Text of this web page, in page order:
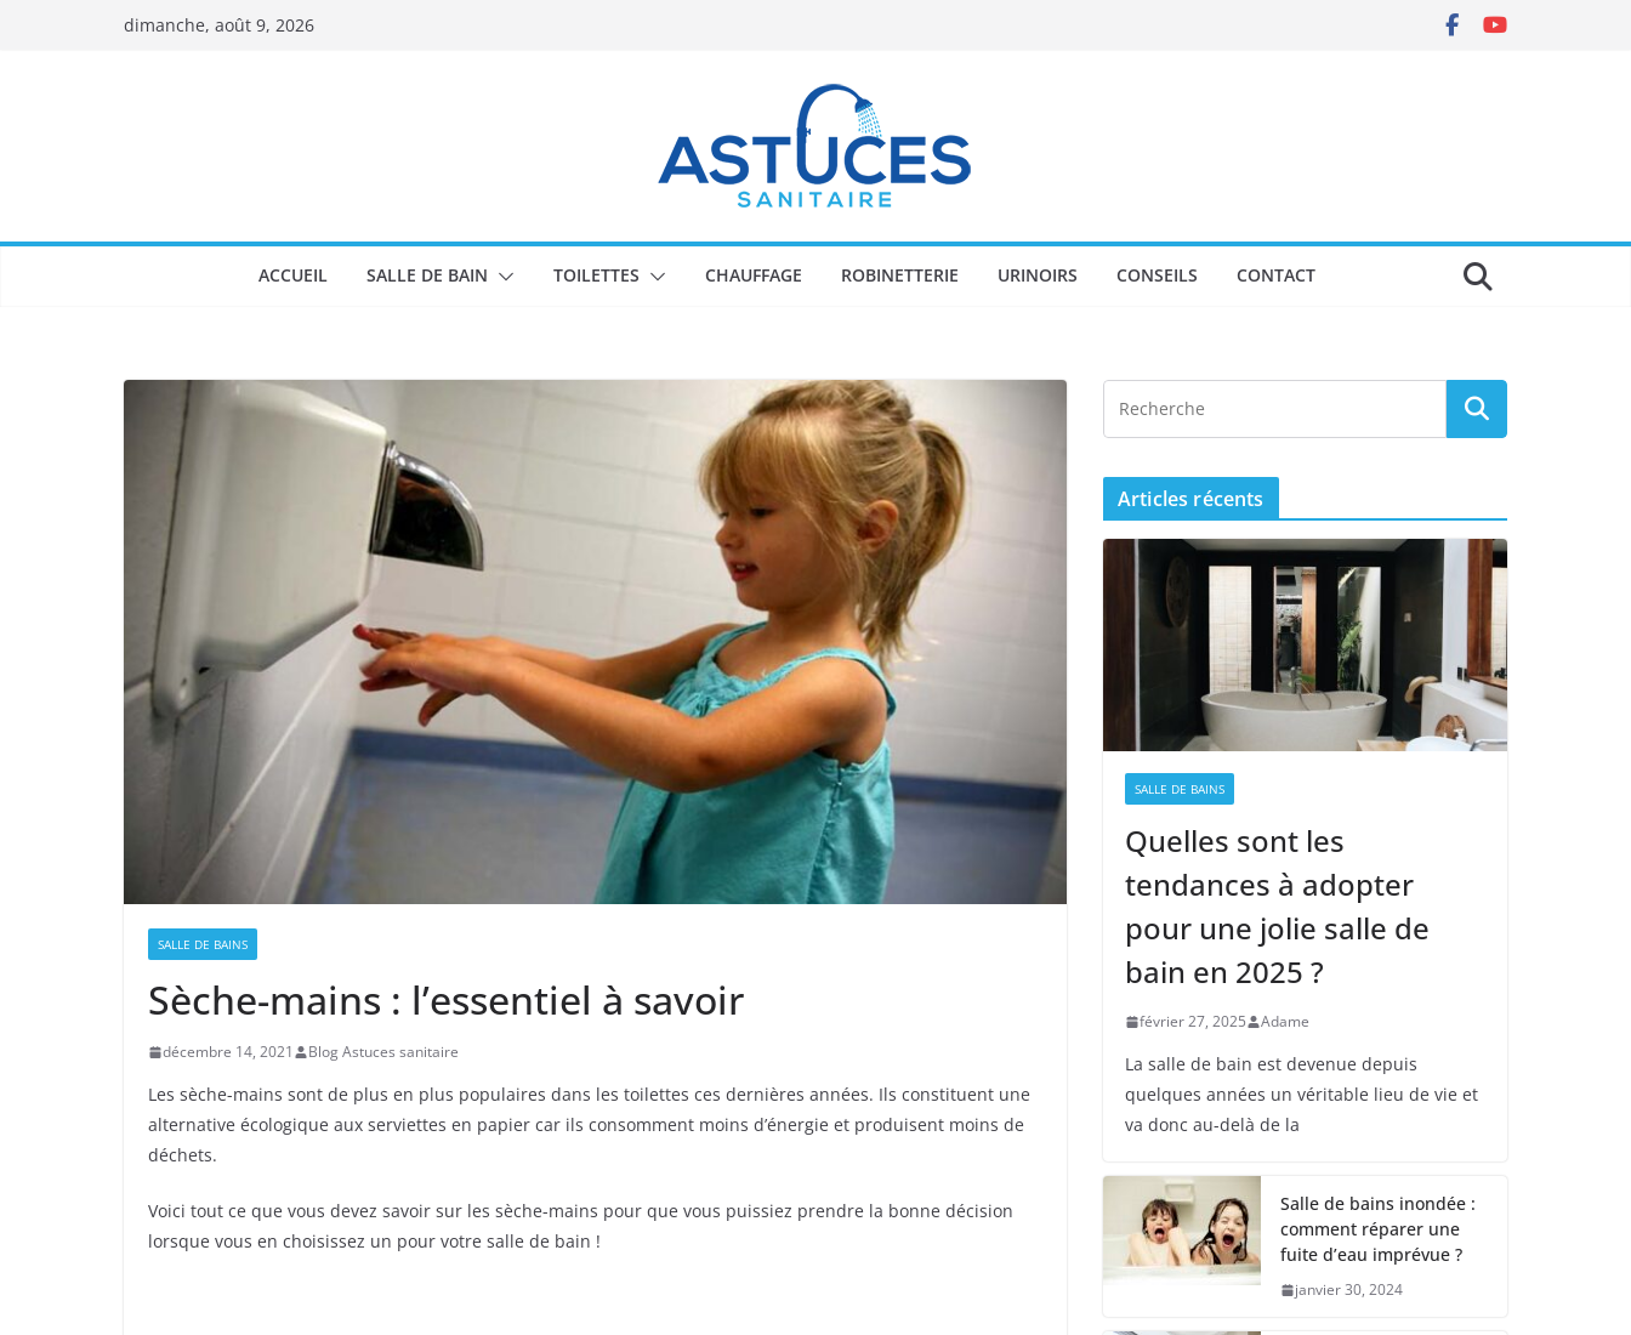
dimanche, août 9, 2026
ACCUEIL SALLE DE BAIN TOILETTES CHAUFFAGE ROBINETTERIE URINOIRS CONSEILS CONTACT
SALLE DE BAINS
Sèche-mains : l’essentiel à savoir
décembre 14, 2021 Blog Astuces sanitaire
Les sèche-mains sont de plus en plus populaires dans les toilettes ces dernières années. Ils constituent une
alternative écologique aux serviettes en papier car ils consomment moins d’énergie et produisent moins de
déchets.
Voici tout ce que vous devez savoir sur les sèche-mains pour que vous puissiez prendre la bonne décision
lorsque vous en choisissez un pour votre salle de bain !
Articles récents
SALLE DE BAINS
Quelles sont les
tendances à adopter
pour une jolie salle de
bain en 2025 ?
février 27, 2025 Adame
La salle de bain est devenue depuis
quelques années un véritable lieu de vie et
va donc au-delà de la
Salle de bains inondée :
comment réparer une
fuite d’eau imprévue ?
janvier 30, 2024